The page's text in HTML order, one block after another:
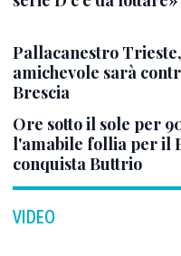
Pallacanestro
amichevole sarà
Brescia
Ore sotto il sole per
l'amabile follia per il
conquista Buttrio
VIDEO